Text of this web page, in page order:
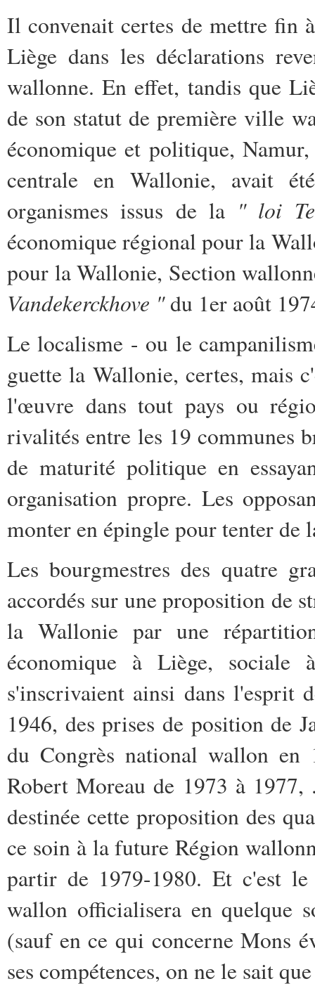
Il convenait certes de mettre fin
Liège dans les déclarations
wallonne. En effet, tandis que
de son statut de première ville
économique et politique,
centrale en Wallonie, avait
organismes issus de la " loi
économique régional pour la
pour la Wallonie, Section
Vandekerckhove "du 1er août
Le localisme - ou le
guette la Wallonie, certes, mais
l'œuvre dans tout pays ou
rivalités entre les 19 communes
de maturité politique en
organisation propre. Les
monter en épingle pour tenter de
Les bourgmestres des quatre
accordés sur une proposition de
la Wallonie par une
économique à Liège,
s'inscrivaient ainsi dans l'esprit
1946, des prises de position de
du Congrès national wallon en
Robert Moreau de 1973 à
destinée cette proposition des
ce soin à la future Région
partir de 1979-1980. Et c'est
wallon officialisera en quelque
(sauf en ce qui concerne Mons
ses compétences, on ne le sait